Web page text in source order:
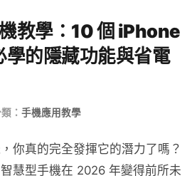
教學：10 個 iPhone
的隱藏功能與省電
： 手機應用教學
你真的完全發揮它的潛力了嗎？
慧型手機在 2026 年變得前所未